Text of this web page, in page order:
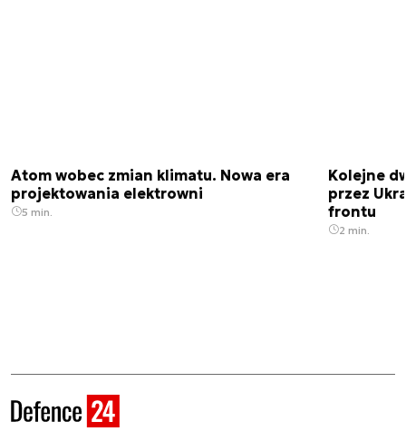
Atom wobec zmian klimatu. Nowa era
projektowania elektrowni
5 min.
Kolejne
przez
frontu
2 min.